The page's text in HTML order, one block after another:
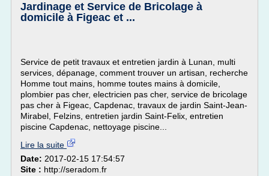
Jardinage et Service de Bricolage à
domicile à Figeac et ...
Service de petit travaux et entretien jardin à Lunan, multi
services, dépanage, comment trouver un artisan, recherche
Homme tout mains, homme toutes mains à domicile,
plombier pas cher, electricien pas cher, service de bricolage
pas cher à Figeac, Capdenac, travaux de jardin Saint-Jean-
Mirabel, Felzins, entretien jardin Saint-Felix, entretien
piscine Capdenac, nettoyage piscine...
Lire la suite
Date: 2017-02-15 17:54:57
Site : http://seradom.fr